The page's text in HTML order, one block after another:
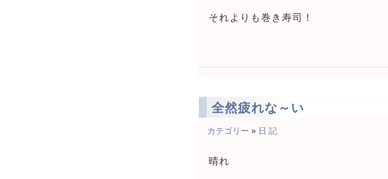
それよりも巻き寿司！
全然疲れな～い
カテゴリー » 日 記
晴れ